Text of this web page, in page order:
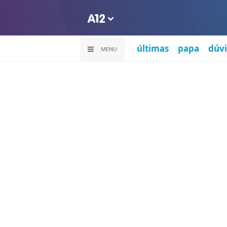
MENU últimas papa